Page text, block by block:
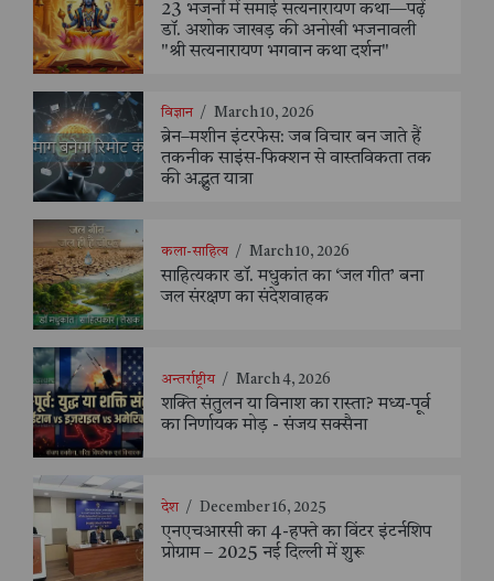
23 भजनों में समाई सत्यनारायण कथा—पढ़ें
डॉ. अशोक जाखड़ की अनोखी भजनावली
"श्री सत्यनारायण भगवान कथा दर्शन"
विज्ञान / March 10, 2026
ब्रेन–मशीन इंटरफेस: जब विचार बन जाते हैं
तकनीक साइंस-फिक्शन से वास्तविकता तक
की अद्भुत यात्रा
कला-साहित्य / March 10, 2026
साहित्यकार डॉ. मधुकांत का ‘जल गीत’ बना
जल संरक्षण का संदेशवाहक
अन्तर्राष्ट्रीय / March 4, 2026
शक्ति संतुलन या विनाश का रास्ता? मध्य-पूर्व
का निर्णायक मोड़ - संजय सक्सैना
देश / December 16, 2025
एनएचआरसी का 4-हफ्ते का विंटर इंटर्नशिप
प्रोग्राम – 2025 नई दिल्ली में शुरू